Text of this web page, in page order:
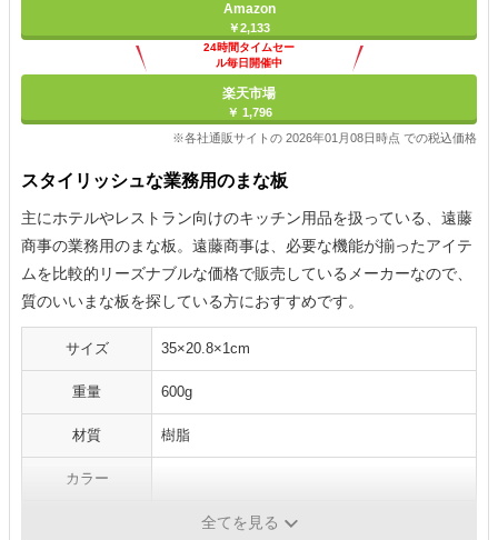
Amazon
￥2,133
24時間タイムセー
ル毎日開催中
楽天市場
￥ 1,796
※各社通販サイトの 2026年01月08日時点 での税込価格
スタイリッシュな業務用のまな板
主にホテルやレストラン向けのキッチン用品を扱っている、遠藤
商事の業務用のまな板。遠藤商事は、必要な機能が揃ったアイテ
ムを比較的リーズナブルな価格で販売しているメーカーなので、
質のいいまな板を探している方におすすめです。
サイズ 35×20.8×1cm
重量 600g
材質 樹脂
カラー
全てを見る